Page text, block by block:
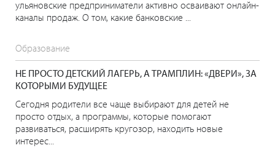
ульяновские предприниматели активно осваивают онлайн-
каналы продаж. О том, какие банковские ...
Образование
НЕ ПРОСТО ДЕТСКИЙ ЛАГЕРЬ, А ТРАМПЛИН: «ДВЕРИ», ЗА
КОТОРЫМИ БУДУЩЕЕ
Сегодня родители все чаще выбирают для детей не
просто отдых, а программы, которые помогают
развиваться, расширять кругозор, находить новые
интерес...